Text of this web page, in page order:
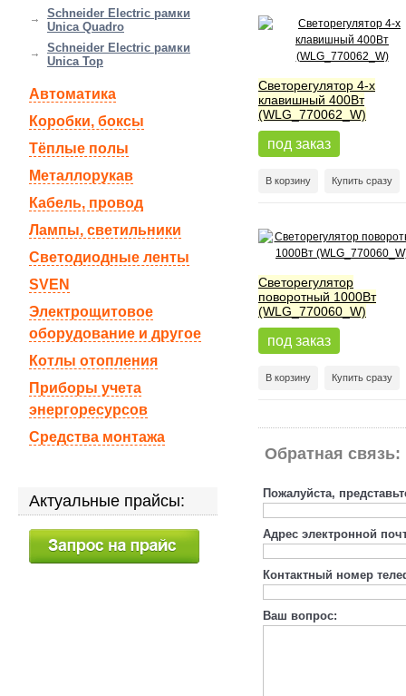
Светорегулятор 4-х
клавишный 400Вт
(WLG_770062_W)
под заказ
В корзину Купить сразу
Светорегулятор
поворотный 1000Вт
(WLG_770060_W)
под заказ
В корзину Купить сразу
Обратная связь:
Пожалуйста,
Адрес электронной
Контактный номер
Ваш вопрос:
Schneider Electric рамки
Unica Quadro
Schneider Electric рамки
Unica Top
Автоматика
Коробки, боксы
Тёплые полы
Металлорукав
Кабель, провод
Лампы, светильники
Светодиодные ленты
SVEN
Электрощитовое
оборудование и другое
Котлы отопления
Приборы учета
энергоресурсов
Средства монтажа
Актуальные прайсы: